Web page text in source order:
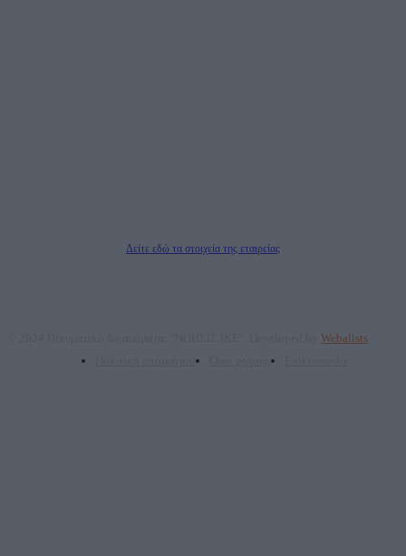
Δείτε εδώ τα στοιχεία της εταιρείας
Webalists